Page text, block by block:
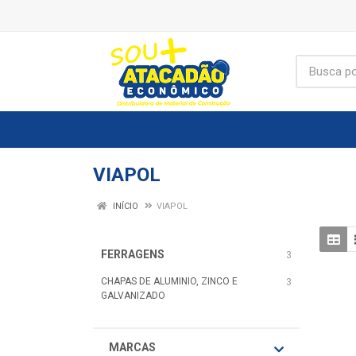
VIAPOL
INÍCIO VIAPOL
FERRAGENS 3
CHAPAS DE ALUMINIO, ZINCO E
GALVANIZADO
3
MARCAS